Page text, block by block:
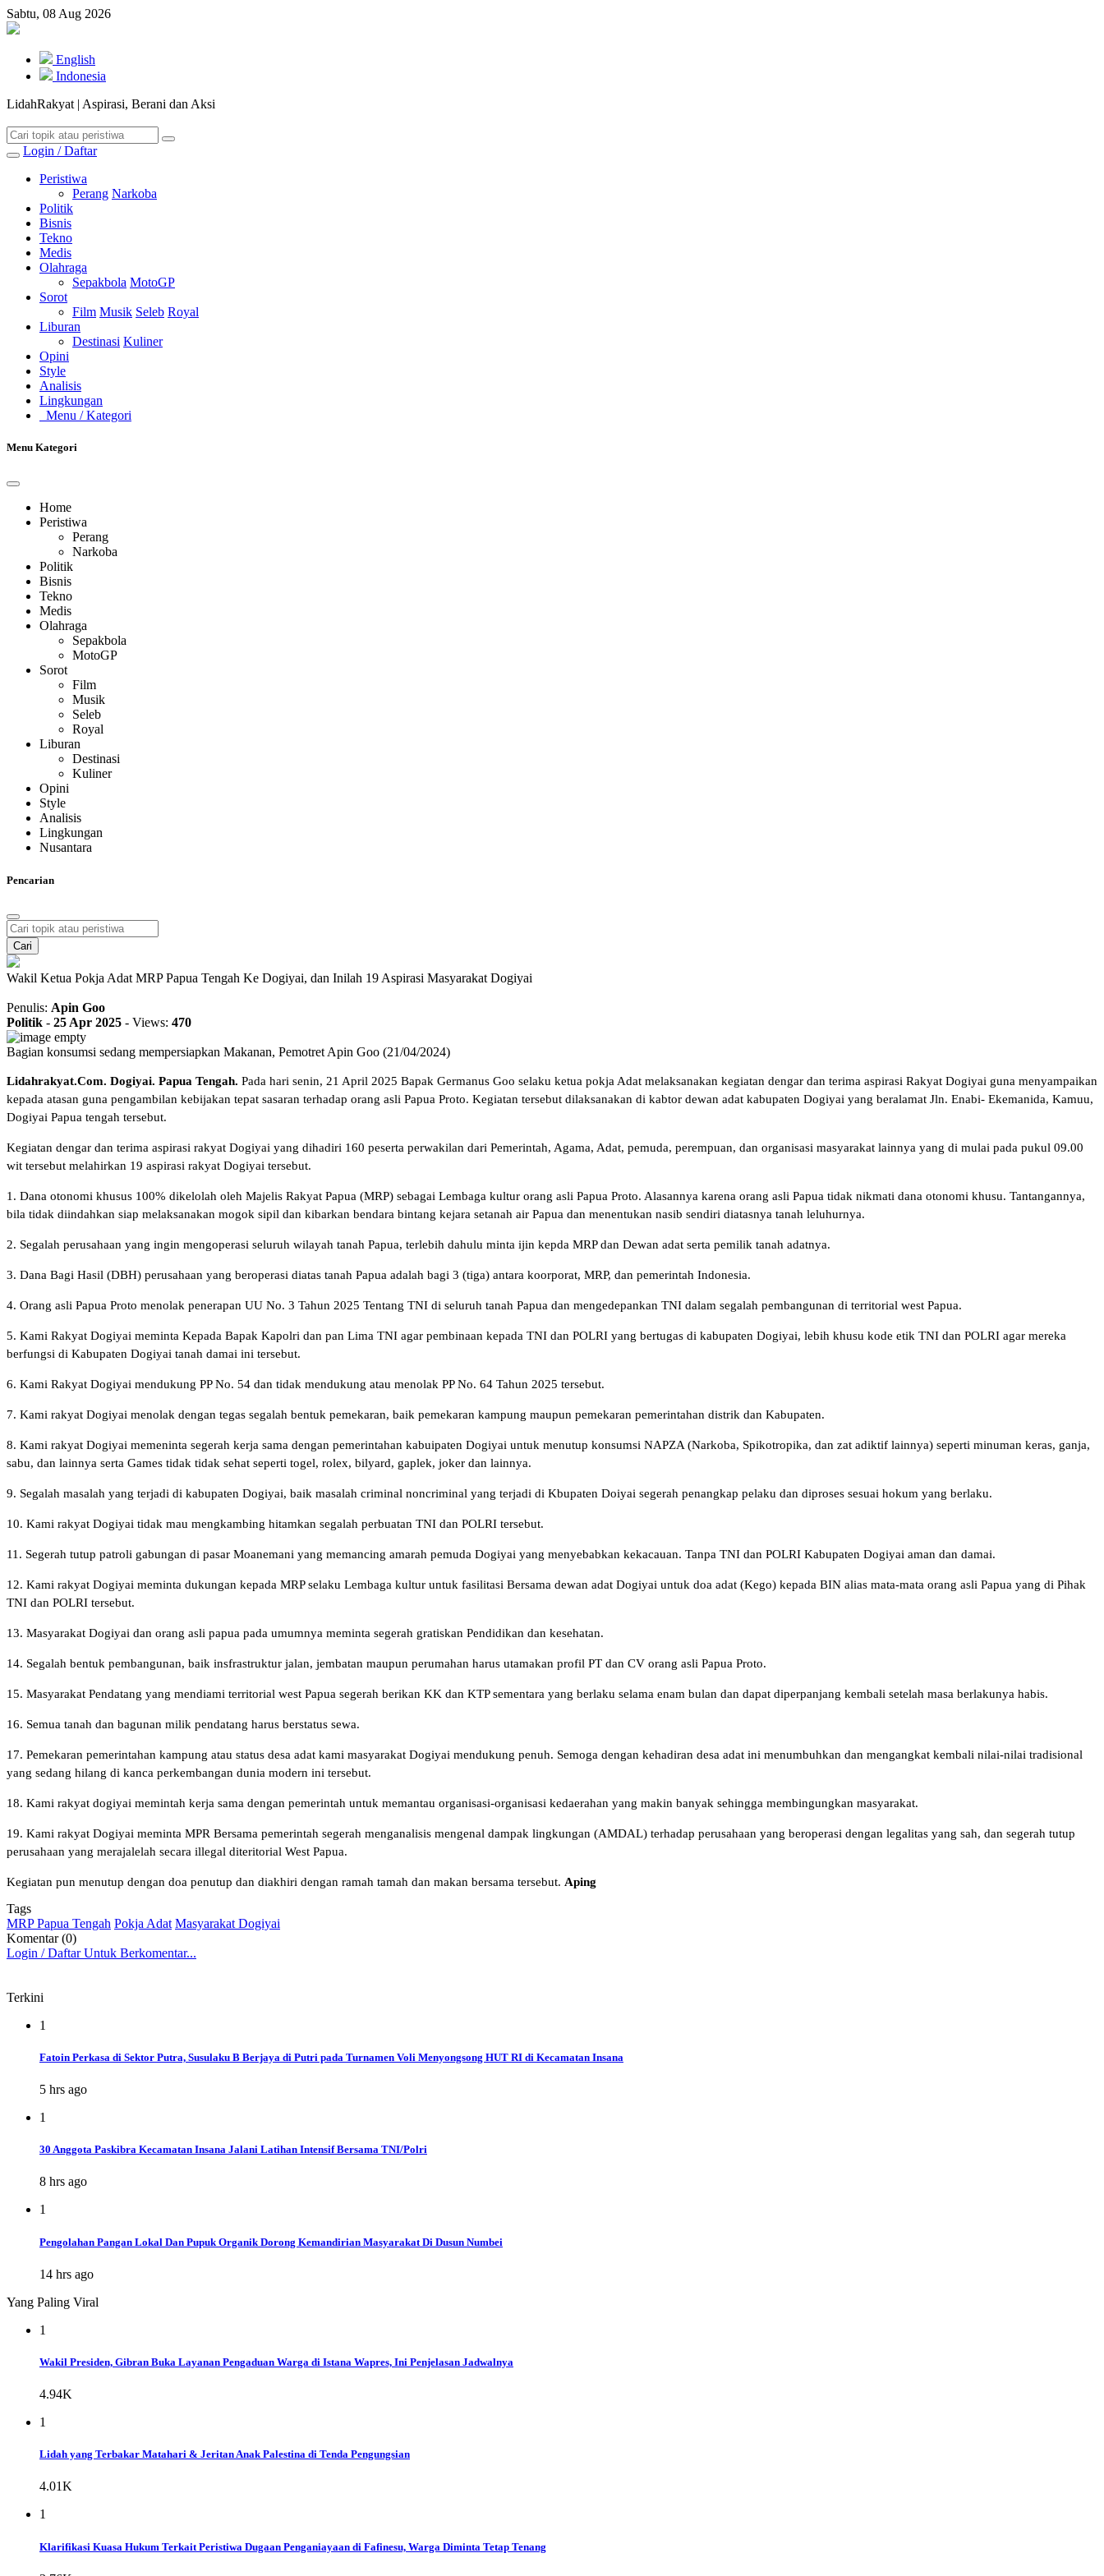
Sabtu, 08 Aug 2026
English
Indonesia
LidahRakyat | Aspirasi, Berani dan Aksi
Login / Daftar
Peristiwa
Perang Narkoba
Politik
Bisnis
Tekno
Medis
Olahraga
Sepakbola MotoGP
Sorot
Film Musik Seleb Royal
Liburan
Destinasi Kuliner
Opini
Style
Analisis
Lingkungan
Menu / Kategori
Menu Kategori
Home
Peristiwa
Perang
Narkoba
Politik
Bisnis
Tekno
Medis
Olahraga
Sepakbola
MotoGP
Sorot
Film
Musik
Seleb
Royal
Liburan
Destinasi
Kuliner
Opini
Style
Analisis
Lingkungan
Nusantara
Pencarian
Cari
Wakil Ketua Pokja Adat MRP Papua Tengah Ke Dogiyai, dan Inilah 19 Aspirasi Masyarakat Dogiyai
Penulis: Apin Goo
Politik - 25 Apr 2025 - Views: 470
Bagian konsumsi sedang mempersiapkan Makanan, Pemotret Apin Goo (21/04/2024)
Lidahrakyat.Com. Dogiyai. Papua Tengah. Pada hari senin, 21 April 2025 Bapak Germanus Goo selaku ketua pokja Adat melaksanakan kegiatan dengar dan terima aspirasi Rakyat Dogiyai guna menyampaikan
kepada atasan guna pengambilan kebijakan tepat sasaran terhadap orang asli Papua Proto. Kegiatan tersebut dilaksanakan di kabtor dewan adat kabupaten Dogiyai yang beralamat Jln. Enabi- Ekemanida, Kamuu,
Dogiyai Papua tengah tersebut.
Kegiatan dengar dan terima aspirasi rakyat Dogiyai yang dihadiri 160 peserta perwakilan dari Pemerintah, Agama, Adat, pemuda, perempuan, dan organisasi masyarakat lainnya yang di mulai pada pukul 09.00
wit tersebut melahirkan 19 aspirasi rakyat Dogiyai tersebut.
1. Dana otonomi khusus 100% dikelolah oleh Majelis Rakyat Papua (MRP) sebagai Lembaga kultur orang asli Papua Proto. Alasannya karena orang asli Papua tidak nikmati dana otonomi khusu. Tantangannya,
bila tidak diindahkan siap melaksanakan mogok sipil dan kibarkan bendara bintang kejara setanah air Papua dan menentukan nasib sendiri diatasnya tanah leluhurnya.
2. Segalah perusahaan yang ingin mengoperasi seluruh wilayah tanah Papua, terlebih dahulu minta ijin kepda MRP dan Dewan adat serta pemilik tanah adatnya.
3. Dana Bagi Hasil (DBH) perusahaan yang beroperasi diatas tanah Papua adalah bagi 3 (tiga) antara koorporat, MRP, dan pemerintah Indonesia.
4. Orang asli Papua Proto menolak penerapan UU No. 3 Tahun 2025 Tentang TNI di seluruh tanah Papua dan mengedepankan TNI dalam segalah pembangunan di territorial west Papua.
5. Kami Rakyat Dogiyai meminta Kepada Bapak Kapolri dan pan Lima TNI agar pembinaan kepada TNI dan POLRI yang bertugas di kabupaten Dogiyai, lebih khusu kode etik TNI dan POLRI agar mereka
berfungsi di Kabupaten Dogiyai tanah damai ini tersebut.
6. Kami Rakyat Dogiyai mendukung PP No. 54 dan tidak mendukung atau menolak PP No. 64 Tahun 2025 tersebut.
7. Kami rakyat Dogiyai menolak dengan tegas segalah bentuk pemekaran, baik pemekaran kampung maupun pemekaran pemerintahan distrik dan Kabupaten.
8. Kami rakyat Dogiyai memeninta segerah kerja sama dengan pemerintahan kabuipaten Dogiyai untuk menutup konsumsi NAPZA (Narkoba, Spikotropika, dan zat adiktif lainnya) seperti minuman keras, ganja,
sabu, dan lainnya serta Games tidak tidak sehat seperti togel, rolex, bilyard, gaplek, joker dan lainnya.
9. Segalah masalah yang terjadi di kabupaten Dogiyai, baik masalah criminal noncriminal yang terjadi di Kbupaten Doiyai segerah penangkap pelaku dan diproses sesuai hokum yang berlaku.
10. Kami rakyat Dogiyai tidak mau mengkambing hitamkan segalah perbuatan TNI dan POLRI tersebut.
11. Segerah tutup patroli gabungan di pasar Moanemani yang memancing amarah pemuda Dogiyai yang menyebabkan kekacauan. Tanpa TNI dan POLRI Kabupaten Dogiyai aman dan damai.
12. Kami rakyat Dogiyai meminta dukungan kepada MRP selaku Lembaga kultur untuk fasilitasi Bersama dewan adat Dogiyai untuk doa adat (Kego) kepada BIN alias mata-mata orang asli Papua yang di Pihak
TNI dan POLRI tersebut.
13. Masyarakat Dogiyai dan orang asli papua pada umumnya meminta segerah gratiskan Pendidikan dan kesehatan.
14. Segalah bentuk pembangunan, baik insfrastruktur jalan, jembatan maupun perumahan harus utamakan profil PT dan CV orang asli Papua Proto.
15. Masyarakat Pendatang yang mendiami territorial west Papua segerah berikan KK dan KTP sementara yang berlaku selama enam bulan dan dapat diperpanjang kembali setelah masa berlakunya habis.
16. Semua tanah dan bagunan milik pendatang harus berstatus sewa.
17. Pemekaran pemerintahan kampung atau status desa adat kami masyarakat Dogiyai mendukung penuh. Semoga dengan kehadiran desa adat ini menumbuhkan dan mengangkat kembali nilai-nilai tradisional
yang sedang hilang di kanca perkembangan dunia modern ini tersebut.
18. Kami rakyat dogiyai memintah kerja sama dengan pemerintah untuk memantau organisasi-organisasi kedaerahan yang makin banyak sehingga membingungkan masyarakat.
19. Kami rakyat Dogiyai meminta MPR Bersama pemerintah segerah menganalisis mengenal dampak lingkungan (AMDAL) terhadap perusahaan yang beroperasi dengan legalitas yang sah, dan segerah tutup
perusahaan yang merajalelah secara illegal diteritorial West Papua.
Kegiatan pun menutup dengan doa penutup dan diakhiri dengan ramah tamah dan makan bersama tersebut. Aping
Tags
MRP Papua Tengah Pokja Adat Masyarakat Dogiyai
Komentar (0)
Login / Daftar Untuk Berkomentar...
Terkini
1
Fatoin Perkasa di Sektor Putra, Susulaku B Berjaya di Putri pada Turnamen Voli Menyongsong HUT RI di Kecamatan Insana
5 hrs ago
1
30 Anggota Paskibra Kecamatan Insana Jalani Latihan Intensif Bersama TNI/Polri
8 hrs ago
1
Pengolahan Pangan Lokal Dan Pupuk Organik Dorong Kemandirian Masyarakat Di Dusun Numbei
14 hrs ago
Yang Paling Viral
1
Wakil Presiden, Gibran Buka Layanan Pengaduan Warga di Istana Wapres, Ini Penjelasan Jadwalnya
4.94K
1
Lidah yang Terbakar Matahari & Jeritan Anak Palestina di Tenda Pengungsian
4.01K
1
Klarifikasi Kuasa Hukum Terkait Peristiwa Dugaan Penganiayaan di Fafinesu, Warga Diminta Tetap Tenang